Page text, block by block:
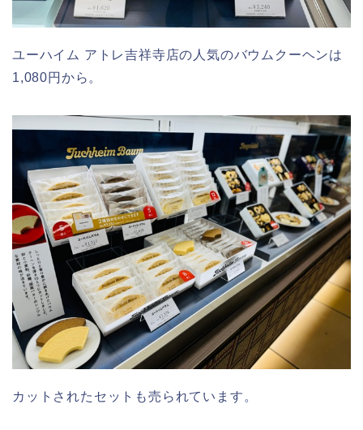
ユーハイム アトレ吉祥寺店の人気のバウムクーヘンは
1,080円から。
カットされたセットも売られています。